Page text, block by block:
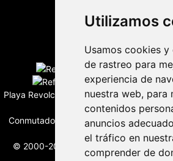
Utilizamos
Usamos cookies
de rastreo para
experiencia de
nuestra web, para
contenidos
anuncios
el tráfico en
comprender de
Edición digital con
Playa Revolcadero 222 Col. Reforma
CIUDAD DE
Conmutador CIUDAD DE MEXICO (+52)
© 2000-2026 BURO DE
Todos los derechos